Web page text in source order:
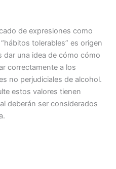
de expresiones como
tolerables” es origen
dar una idea de cómo cómo
correctamente a los
no perjudiciales de alcohol.
estos valores tienen
deberán ser considerados